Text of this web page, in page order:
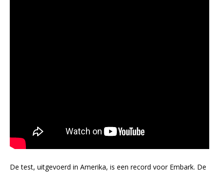
De test, uitgevoerd in Amerika, is een record voor Embark. De